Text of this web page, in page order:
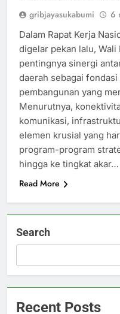
gribjayasukabumi 6
Dalam Rapat Kerja
digelar pekan lalu, Wali
pentingnya sinergi
daerah sebagai
pembangunan yang
Menurutnya,
komunikasi,
elemen krusial yang
program-program
hingga ke tingkat akar…
Read More
Search
Recent Posts